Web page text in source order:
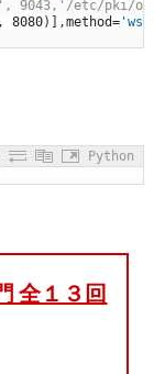
etc/pki/org/
, 8080) ] ,method=
Python
全１３回